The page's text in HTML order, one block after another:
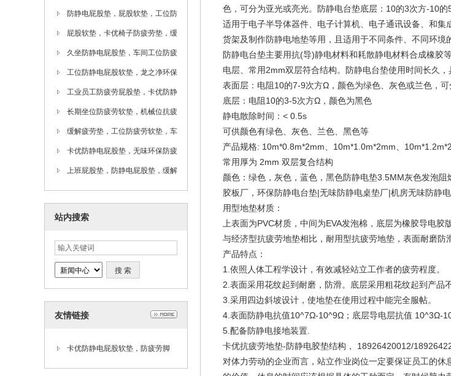
车间防静电软屁股垫
防静电屁股垫，屁股软垫，工位防
静电屁股垫，卡优地垫
屁股软垫，卡优椅子防疲劳垫，缓
解防静电防疲劳脚垫
久坐防静电屁股垫，车间工位防疲
劳软垫，缓解疲劳垫
工位防静电屁股软垫，龙之净环保
防疲劳屁股垫
工业员工防疲劳屁股垫，卡优防静
电屁股软垫
长期坐位防疲劳软垫，机械位抗疲
劳地垫，卡优防静电桌垫
缓解疲劳垫，工位防疲劳软垫，车
间缓解疲劳地垫
卡优防静电屁股垫，无味环保防疲
劳脚垫，地垫工厂
上班屁股垫，防静电屁股垫，缓解
疲劳脚垫厂
站内搜索
友情链接
卡优防静电屁股软垫，防疲劳脚
垫，出口防静电防疲劳垫
色，可分为亚光或亮光。防静电台垫底层：10的3次方-10
适用于电子半导体器件、电子计算机、电子通讯设备、和集
货架及制作防静电地垫等用，且适用于不同条件、不同环境
防静电台垫主要用抗(导)静电材料和耗散静电材料合成橡胶
电层、常用2mm双层符合结构。防静电台垫使用时间长久，
表面层：电阻10的7-9次方Ω，颜色为绿色、灰色或兰色，
底层：电阻10的3-5次方Ω，颜色为黑色
静电散除时间：< 0.5s
可供颜色有绿色、灰色、兰色、黑色等
产品规格: 10m*0.8m*2mm、10m*1.0m*2mm、
常用厚为 2mm 双层复合结构
颜色：绿色，灰色，蓝色，黑色防静电垫3.5MM灰色发泡
胶板厂，环保防静电台垫|无味防静电桌垫厂|机房无味防静
用型地垫材质：
上表面为PVC材质，中间为EVA发泡棉，底层为橡胶导电
与经济型抗疲劳地垫相比，耐用型抗疲劳地垫，表面耐磨防
产品特点：
1.依照人体工程学设计，有效减轻站立工作者的疲劳程度。
2.表面采用花纹起到耐磨，防滑。底层采用粗花纹起到产品
3.采用四边斜坡设计，使地垫在使用过程中能完全服帖。
4.表面防静电抗值10^7Ω-10^9Ω；底层导电层抗值 10^3Ω-
5.配备防静电接地装置.
卡优抗疲劳地垫-防静电胶垫结构， 18926420012/
对体力劳动的企业而言，站立作业岗位一定要保证员工的